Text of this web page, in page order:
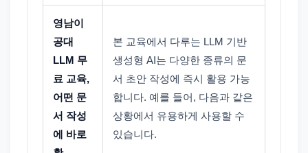
영남이
공대
LLM 무
료 교육,
어떤 문
서 작성
에 바로
본 교육에서 다루는 LLM 기반
생성형 AI는 다양한 종류의 문
서 초안 작성에 즉시 활용 가능
합니다. 예를 들어, 다음과 같은
상황에서 유용하게 사용할 수
있습니다.